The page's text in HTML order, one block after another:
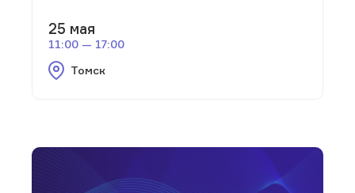
25 мая
11:00 — 17:00
Томск